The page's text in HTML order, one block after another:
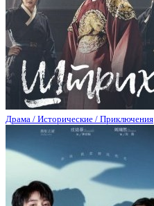
Драма / Исторические / Приключения